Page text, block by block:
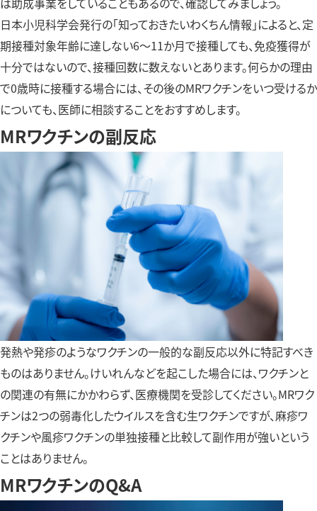
日本小児科学会発行の「知っておきたいわくちん情報」によると、定
期接種対象年齢に達しない6〜11か月で接種しても、免疫獲得が
十分ではないので、接種回数に数えないとあります。何らかの理由
で0歳時に接種する場合には、その後のMRワクチンをいつ受けるか
についても、医師に相談することをおすすめします。
MRワクチンの副反応
発熱や発疹のようなワクチンの一般的な副反応以外に特記すべき
ものはありません。けいれんなどを起こした場合には、ワクチンと
の関連の有無にかかわらず、医療機関を受診してください。MRワク
チンは2つの弱毒化したウイルスを含む生ワクチンですが、麻疹ワ
クチンや風疹ワクチンの単独接種と比較して副作用が強いという
ことはありません。
MRワクチンのQ&A